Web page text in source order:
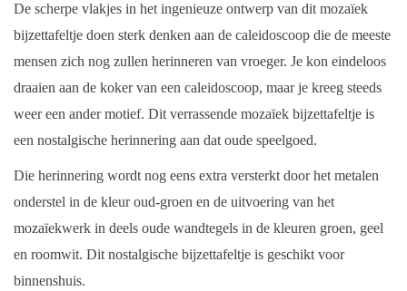
De scherpe vlakjes in het ingenieuze ontwerp van dit mozaïek
bijzettafeltje doen sterk denken aan de caleidoscoop die de meeste
mensen zich nog zullen herinneren van vroeger. Je kon eindeloos
draaien aan de koker van een caleidoscoop, maar je kreeg steeds
weer een ander motief. Dit verrassende mozaïek bijzettafeltje is
een nostalgische herinnering aan dat oude speelgoed.
Die herinnering wordt nog eens extra versterkt door het metalen
onderstel in de kleur oud-groen en de uitvoering van het
mozaïekwerk in deels oude wandtegels in de kleuren groen, geel
en roomwit. Dit nostalgische bijzettafeltje is geschikt voor
binnenshuis.